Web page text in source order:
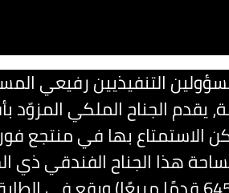
التنفيذيين رفيعي
يقدم الجناح الملكي المزوّد
الاستمتاع بها في منتجع
هذا الجناح الفندقي ذي